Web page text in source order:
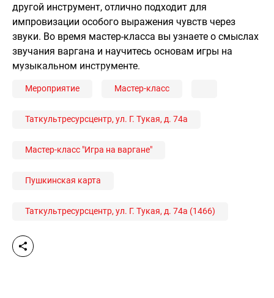
другой инструмент, отлично подходит для
импровизации особого выражения чувств через
звуки. Во время мастер-класса вы узнаете о смыслах
звучания варгана и научитесь основам игры на
музыкальном инструменте.
Мероприятие Мастер-класс
Таткультресурсцентр, ул. Г. Тукая, д. 74а
Мастер-класс "Игра на варгане"
Пушкинская карта
Таткультресурсцентр, ул. Г. Тукая, д. 74а (1466)